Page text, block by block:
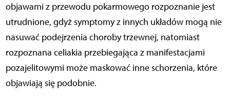
objawami z przewodu pokarmowego rozpoznanie jest
utrudnione, gdyż symptomy z innych układów mogą nie
nasuwać podejrzenia choroby trzewnej, natomiast
rozpoznana celiakia przebiegająca z manifestacjami
pozajelitowymi może maskować inne schorzenia, które
objawiają się podobnie.